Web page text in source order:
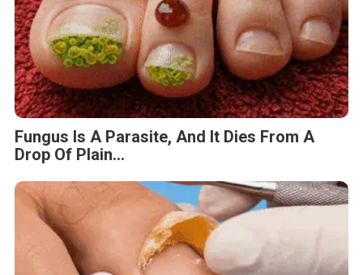
Fungus Is A Parasite, And It Dies From A
Drop Of Plain...